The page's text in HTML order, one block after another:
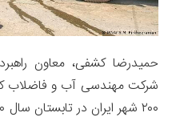
حمیدرضا کشفی، معاون
شرکت مهندسی آب و فاضلاب